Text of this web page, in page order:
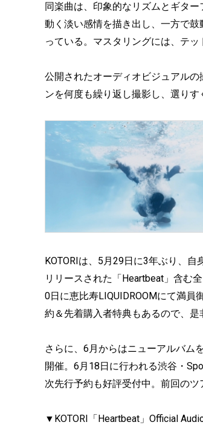
同楽曲は、印象的なリズムとギタ
動く淡い感情を描き出し、一方で
っている。マスタリングには、テ
公開されたオーディオビジュアル
ンを何度も繰り返し撮影し、選りす
KOTORIは、5月29日に3年ぶり、
リリースされた「Heartbeat」含む
0日に恵比寿LIQUIDROOMにて満
約＆先着購入者特典もあるので、是
さらに、6月からはニューアルバム
開催。6月18日に行われる渋谷・
次先行予約も好評受付中。前回の
▼KOTORI「Heartbeat」Official